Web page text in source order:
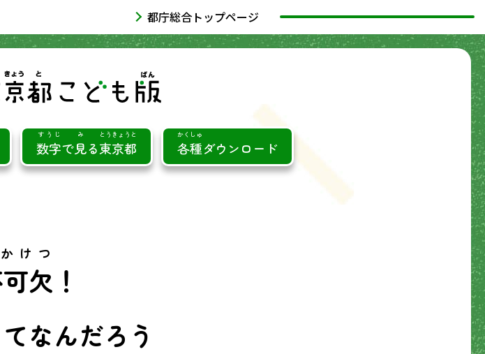
都庁総合トップページ
数字
すうじ
で見
み
る東京都
とうきょうと
各種
かくしゅ
ダウンロード
欠
けつ
！
なんだろう